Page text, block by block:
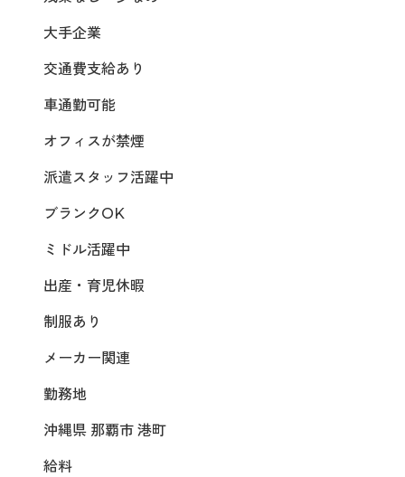
大手企業
交通費支給あり
車通勤可能
オフィスが禁煙
派遣スタッフ活躍中
ブランクOK
ミドル活躍中
出産・育児休暇
制服あり
メーカー関連
勤務地
沖縄県 那覇市 港町
給料